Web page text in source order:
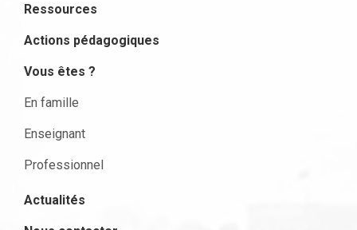
Ressources
Actions pédagogiques
Vous êtes ?
En famille
Enseignant
Professionnel
Actualités